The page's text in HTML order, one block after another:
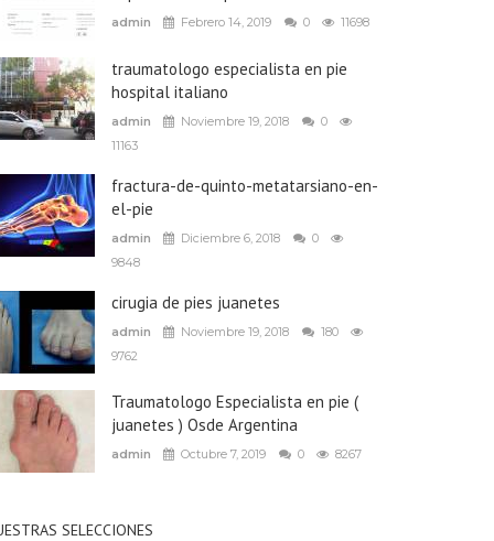
admin Febrero 14, 2019 0 11698
traumatologo especialista en pie
hospital italiano
admin Noviembre 19, 2018
0
11163
fractura-de-quinto-metatarsiano-en-
el-pie
admin Diciembre 6, 2018
0
9848
cirugia de pies juanetes
admin Noviembre 19, 2018
180
9762
Traumatologo Especialista en pie (
juanetes ) Osde Argentina
admin Octubre 7, 2019 0 8267
SELECCIONES